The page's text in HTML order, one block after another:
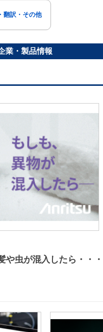
翻訳・その他
業・製品情報
や虫が混入したら・・・